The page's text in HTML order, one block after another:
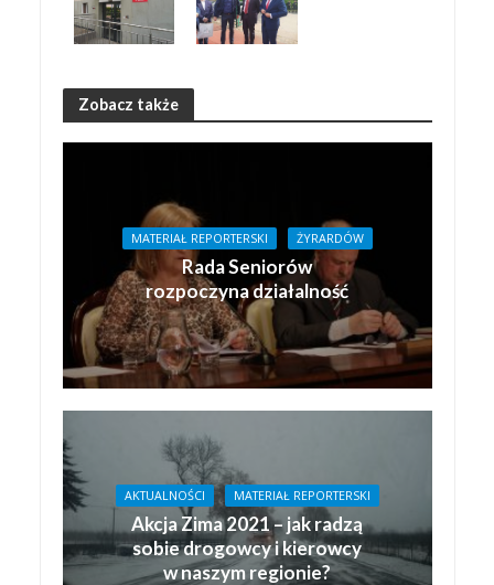
Zobacz także
MATERIAŁ REPORTERSKI ŻYRARDÓW
Rada Seniorów
rozpoczyna działalność
AKTUALNOŚCI MATERIAŁ REPORTERSKI
Akcja Zima 2021 – jak radzą
sobie drogowcy i kierowcy
w naszym regionie?